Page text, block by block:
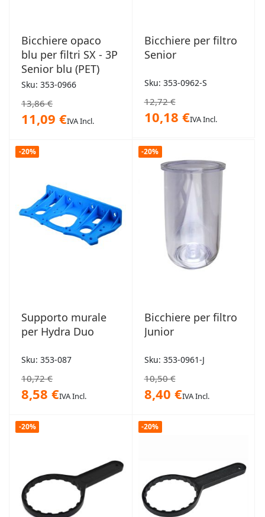
Bicchiere opaco
blu per filtri SX - 3P
Senior blu (PET)
Sku: 353-0966
13,86 €
11,09 €IVA Incl.
Bicchiere per filtro
Senior
Sku: 353-0962-S
12,72 €
10,18 €IVA Incl.
-20%
Supporto murale
per Hydra Duo
Sku: 353-087
10,72 €
8,58 €IVA Incl.
-20%
Bicchiere per filtro
Junior
Sku: 353-0961-J
10,50 €
8,40 €IVA Incl.
-20% -20%